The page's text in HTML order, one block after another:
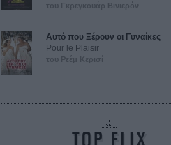
του Γκρεγκουάρ Βινιερόν
Αυτό που Ξέρουν οι Γυναίκες
Pour le Plaisir
του Ρεέμ Κερισί